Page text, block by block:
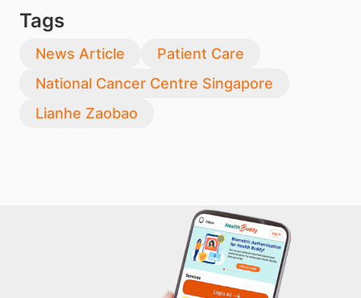
Tags
News Article
Patient Care
National Cancer Centre Singapore
Lianhe Zaobao